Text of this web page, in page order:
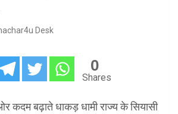
Desk
0
Shares
कदम बढ़ाते धाकड़ धामी राज्य के सियासी